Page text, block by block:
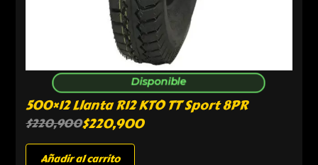
Disponible
500×12 Llanta R12 KTO TT Sport 8PR
$220,900$220,900
Añadir al carrito